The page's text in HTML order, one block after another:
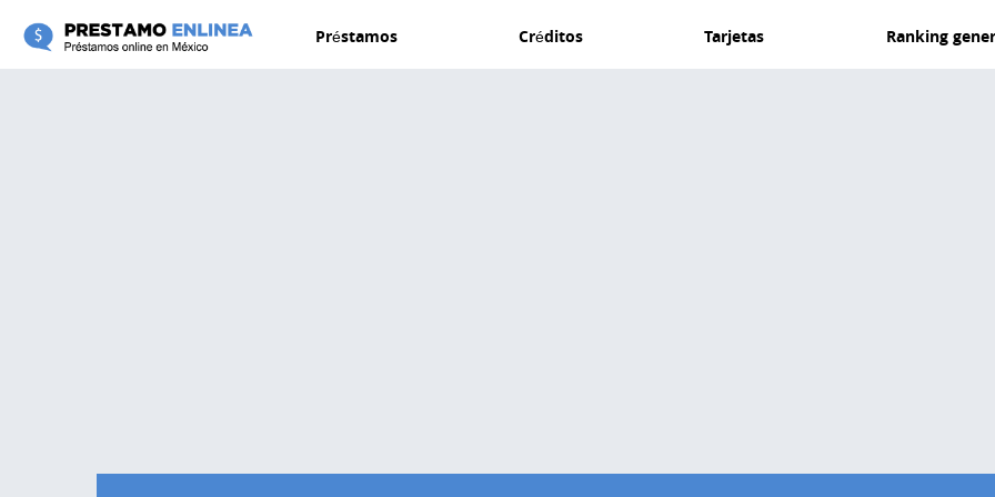
Préstamos Créditos Tarjetas Ranking